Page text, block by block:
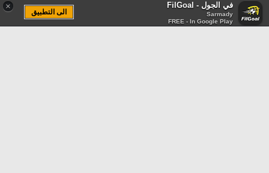
× في الجول - FilGoal
Sarmady
FREE - In Google Play
الى التطبيق